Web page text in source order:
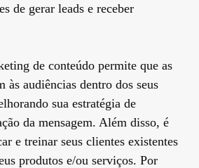
de gerar leads e receber
de conteúdo permite que as
às audiências dentro dos seus
sua estratégia de
da mensagem. Além disso, é
e treinar seus clientes existentes
produtos e/ou serviços. Por